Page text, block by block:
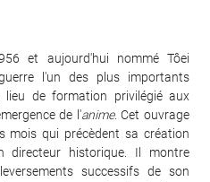
et aujourd'hui nommé Tôei
l'un des plus importants
lieu de formation privilégié aux
de l'anime. Cet ouvrage
mois qui précèdent sa création
directeur historique. Il montre
successifs de son